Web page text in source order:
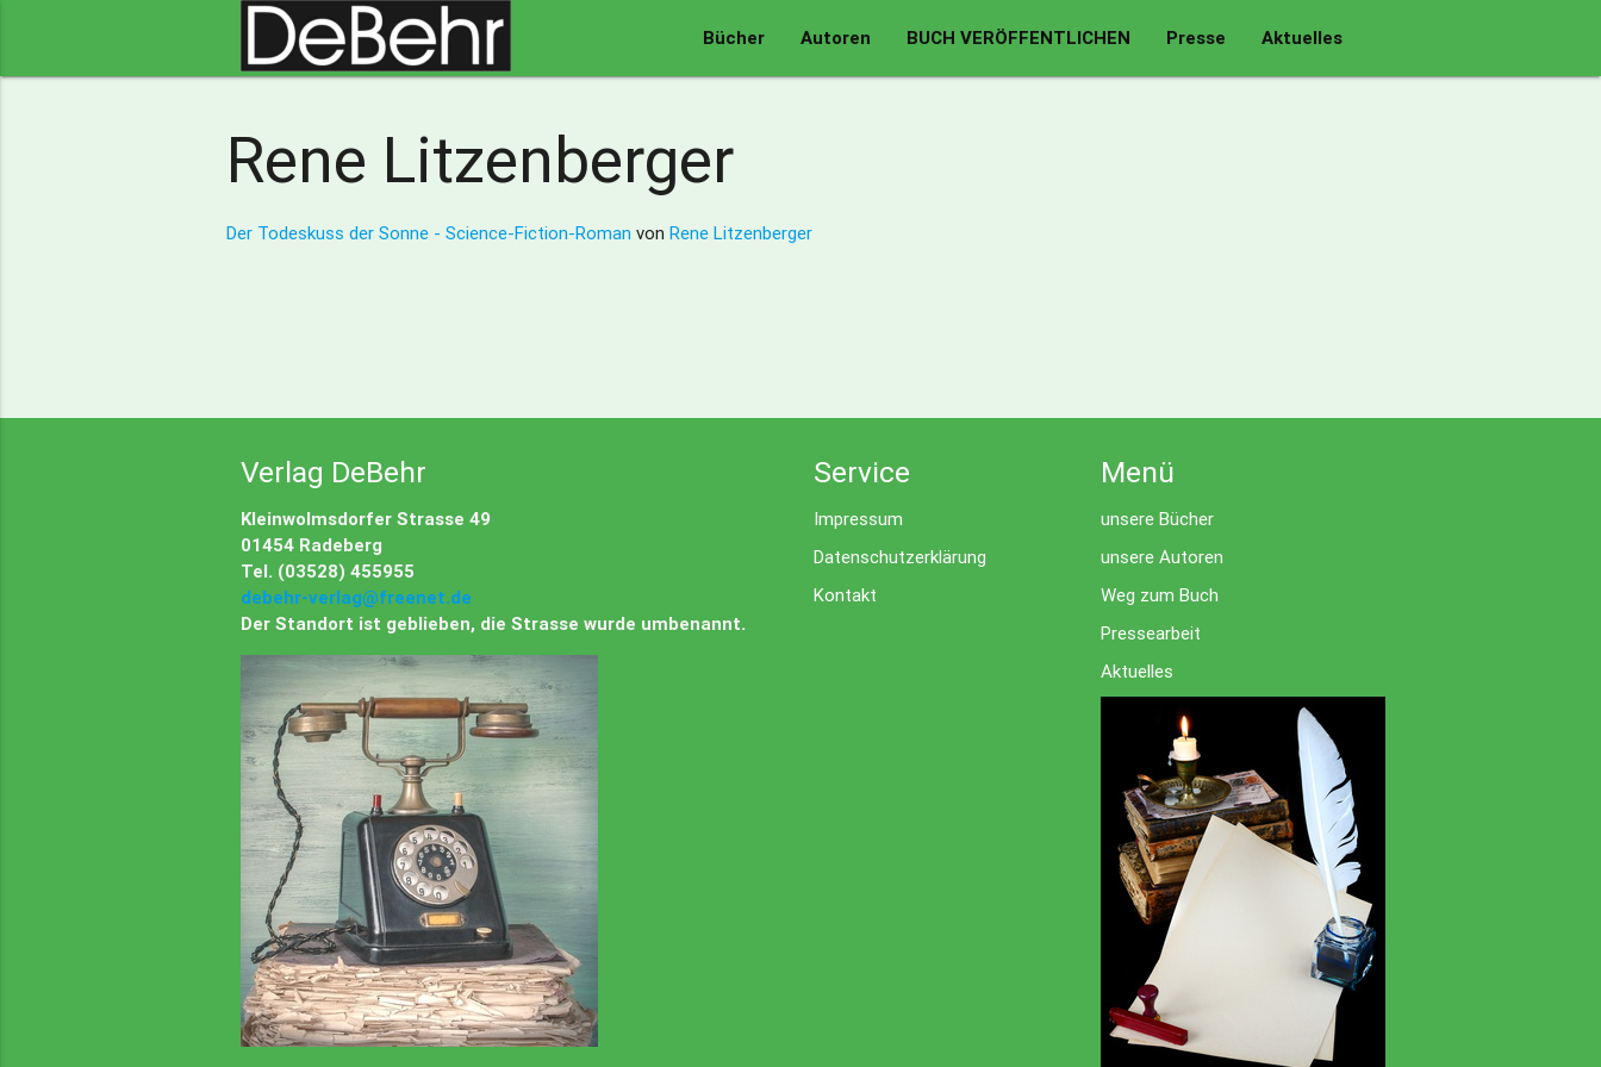
Bücher Autoren BUCH VERÖFFENTLICHEN Presse Aktuelles
Rene Litzenberger
Der Todeskuss der Sonne - Science-Fiction-RomanvonRene Litzenberger
Verlag DeBehr
Kleinwolmsdorfer Strasse 49
01454 Radeberg
Tel. (03528) 455955
debehr-verlag@freenet.de
Der Standort ist geblieben, die Strasse wurde umbenannt.
Service
Impressum
Datenschutzerklärung
Kontakt
Menü
unsere Bücher
unsere Autoren
Weg zum Buch
Pressearbeit
Aktuelles